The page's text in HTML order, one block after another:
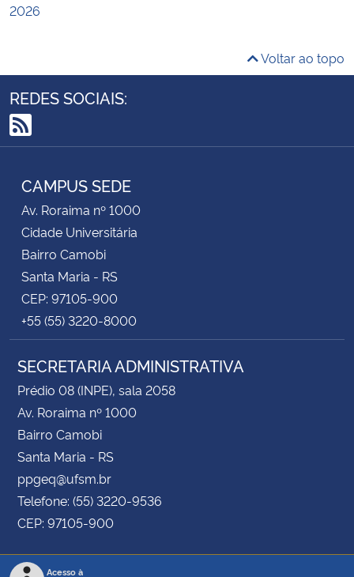
2026
Voltar ao topo
REDES SOCIAIS:
RSS
CAMPUS SEDE
Av. Roraima nº 1000
Cidade Universitária
Bairro Camobi
Santa Maria - RS
CEP: 97105-900
+55 (55) 3220-8000
SECRETARIA ADMINISTRATIVA
Prédio 08 (INPE), sala 2058
Av. Roraima nº 1000
Bairro Camobi
Santa Maria - RS
ppgeq@ufsm.br
Telefone: (55) 3220-9536
CEP: 97105-900
Acesso à